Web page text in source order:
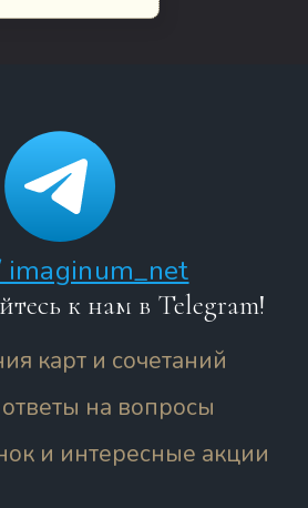
imaginum_net
к нам в Telegram!
карт и сочетаний
ответы на вопросы
и интересные акции